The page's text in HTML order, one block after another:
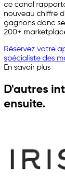
ce canal
nouveau chiffre
gagnons donc
200+
Réservez votre
spécialiste des
En savoir plus
D'autres
ensuite.